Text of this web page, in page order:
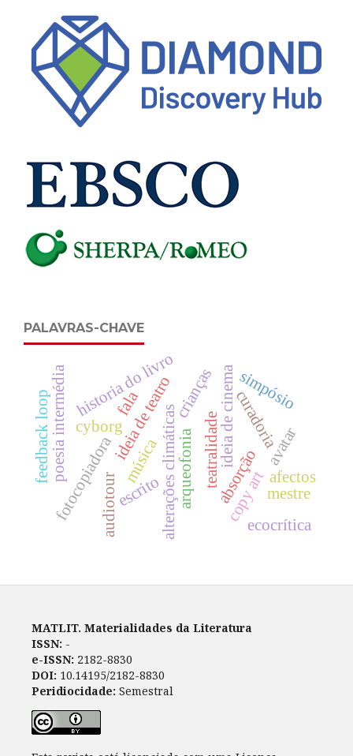
PALAVRAS-CHAVE
escrito arqueofonia
curadoria
alterações climáticas
audiotour
ideia de teatro ideia de cinema
absorção
teatralidade
historia do livro
avatar
cyborg
fotocopiadora copy art
crianças
ecocrítica
simpósio
poesia intermédia
feedback loop
afectos
mestre
música
fala
MATLIT. Materialidades da Literatura
ISSN: -
e-ISSN: 2182-8830
DOI: 10.14195/2182-8830
Peridiocidade: Semestral